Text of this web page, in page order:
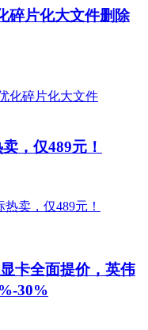
碎片化大文件删除
，仅489元！
卡全面提价，英伟
30%